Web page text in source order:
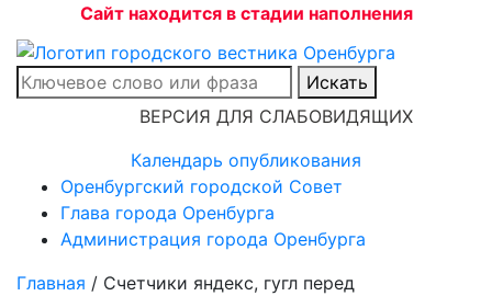
Сайт находится в стадии наполнения
Искать
ВЕРСИЯ ДЛЯ СЛАБОВИДЯЩИХ
Календарь опубликования
Оренбургский городской Совет
Глава города Оренбурга
Администрация города Оренбурга
Главная / Счетчики яндекс, гугл перед